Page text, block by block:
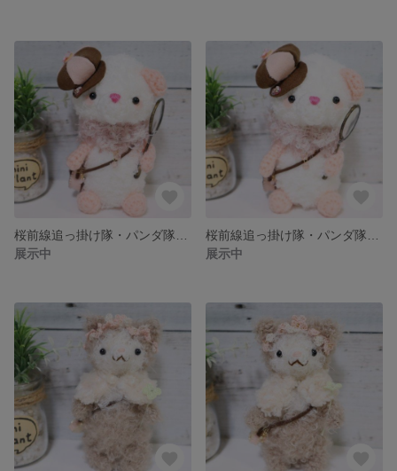
展示中
展示中